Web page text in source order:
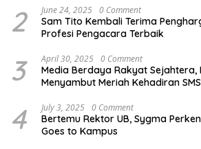
2 June 24, 2025 0 Comment
Sam Tito Kembali Terima
Profesi Pengacara Terbaik
3 April 30, 2025 0 Comment
Media Berdaya Rakyat Sejahtera,
Menyambut Meriah Kehadiran
4 July 3, 2025 0 Comment
Bertemu Rektor UB, Sygma
Goes to Kampus